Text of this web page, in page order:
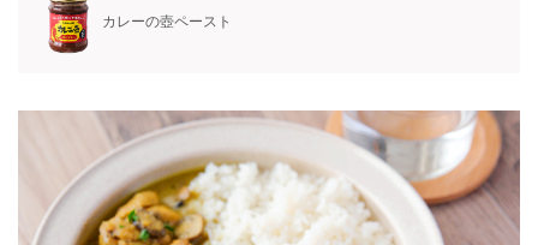
カレーの壺ペースト